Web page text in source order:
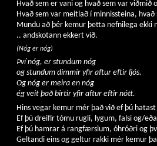
Hvað sem er vani og hvað sem var viðmið
Hvað sem var meitlað í minnissteina,
Mundu að þér kemur þetta nefnilega ekki
.. andskotann ekkert við.
(Nóg er nóg)
Því nóg, er stundum nóg
og stundum dimmir yfir aftur eftir ljós.
Og nóg er meira en nóg
ég veit það birtir yfir aftur eftir nótt.
Hins vegar kemur mér það við ef þú
Ef þú dreifir tómu rugli, lygum, falsi og/
Ef þú hamrar á rangfærslum, óhróðri og
Geltandi eins og geltur rakki mér kemur